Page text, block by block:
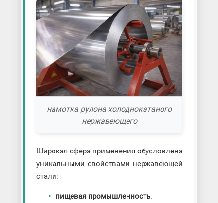
намотка рулона холоднокатаного
нержавеющего
Широкая сфера применения обусловлена
уникальными свойствами нержавеющей
стали:
пищевая промышленность.